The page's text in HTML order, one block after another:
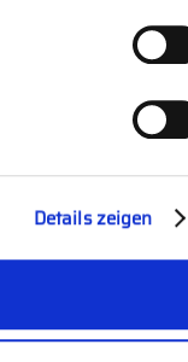
Details zeigen